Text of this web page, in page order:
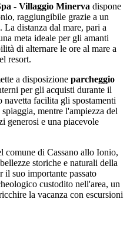
- Villaggio Minerva dispone
raggiungibile grazie a un
. La distanza dal mare, pari a
meta ideale per gli amanti
di alternare le ore al mare a
resort.
a disposizione parcheggio
per gli acquisti durante il
navetta facilita gli spostamenti
mentre l'ampiezza del
generosi e una piacevole
comune di Cassano allo Ionio,
storiche e naturali della
il suo importante passato
custodito nell'area, un
la vacanza con escursioni